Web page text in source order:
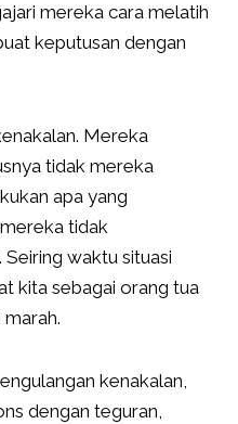
mereka cara melatih
keputusan dengan
Mereka
tidak mereka
apa yang
tidak
waktu situasi
kita sebagai orang tua
kenakalan,
dengan teguran,